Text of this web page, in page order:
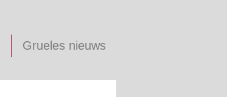
Grueles nieuws